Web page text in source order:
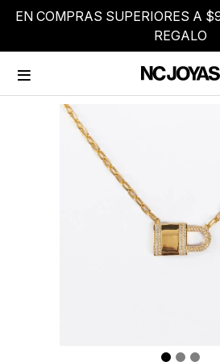
EN COMPRAS SUPERIORES A
REGALO
